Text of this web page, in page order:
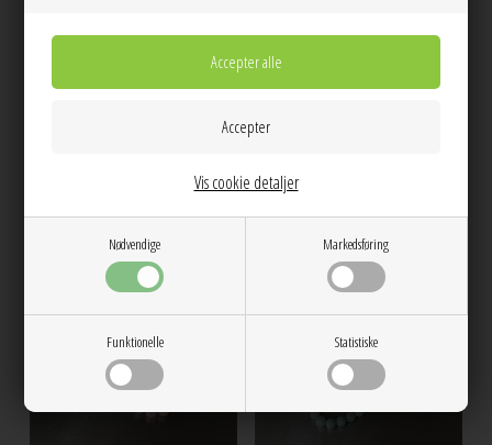
Nødvendige Markedsføring
Funktionelle Statistiske
Vis cookie detaljer
Multi mix armbånd Brun Pastel By
ANTHON
Multi mix halskæde Brun Pastel By
ANTHON